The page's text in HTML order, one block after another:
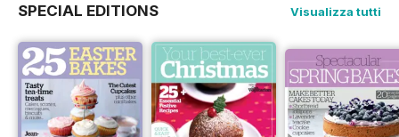
SPECIAL EDITIONS Visualizza tutti